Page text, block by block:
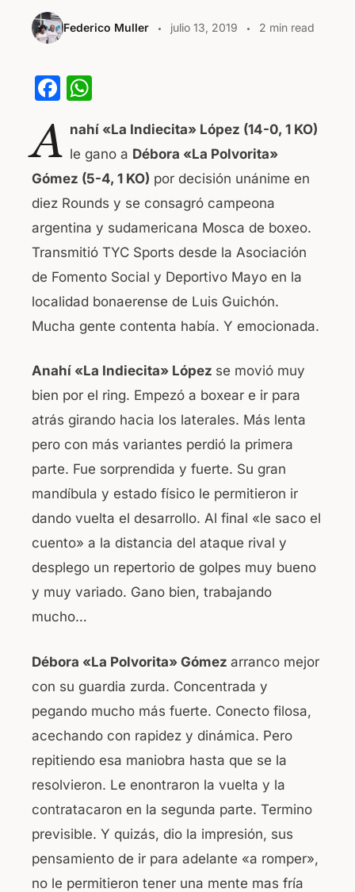
Federico Muller julio 13, 2019 2 min read
F
c
e
b
o
o
k
at
s
A
p
p
A nahí «La Indiecita» López (14-0, 1 KO)
le gano a Débora «La Polvorita»
Gómez (5-4, 1 KO) por decisión unánime en
diez Rounds y se consagró campeona
argentina y sudamericana Mosca de boxeo.
Transmitió TYC Sports desde la Asociación
de Fomento Social y Deportivo Mayo en la
localidad bonaerense de Luis Guichón.
Mucha gente contenta había. Y emocionada.
Anahí «La Indiecita» López se movió muy
bien por el ring. Empezó a boxear e ir para
atrás girando hacia los laterales. Más lenta
pero con más variantes perdió la primera
parte. Fue sorprendida y fuerte. Su gran
mandíbula y estado físico le permitieron ir
dando vuelta el desarrollo. Al final «le saco el
cuento» a la distancia del ataque rival y
desplego un repertorio de golpes muy bueno
y muy variado. Gano bien, trabajando
mucho…
Débora «La Polvorita» Gómez arranco mejor
con su guardia zurda. Concentrada y
pegando mucho más fuerte. Conecto filosa,
acechando con rapidez y dinámica. Pero
repitiendo esa maniobra hasta que se la
resolvieron. Le enontraron la vuelta y la
contratacaron en la segunda parte. Termino
previsible. Y quizás, dio la impresión, sus
pensamiento de ir para adelante «a romper»,
no le permitieron tener una mente mas fría